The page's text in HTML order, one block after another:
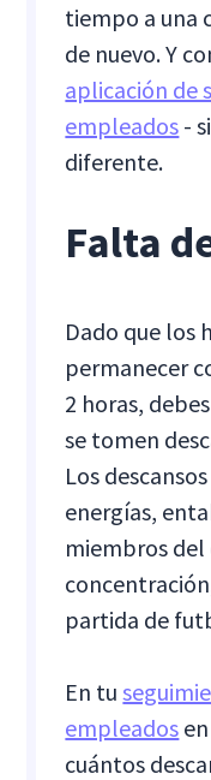
tiempo a una
de nuevo. Y
aplicación de
empleados -
diferente.
Falta
Dado que los
permanecer
2 horas,
se tomen
Los
energías,
miembros
partida de
En tu
empleados
cuántos